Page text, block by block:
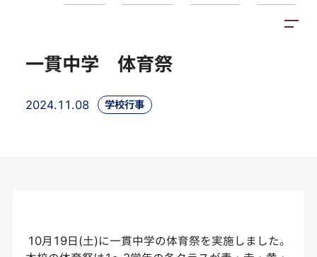
一貫中学 体育祭
2024.11.08 学校行事
10月19日(土)に一貫中学の体育祭を実施しました。